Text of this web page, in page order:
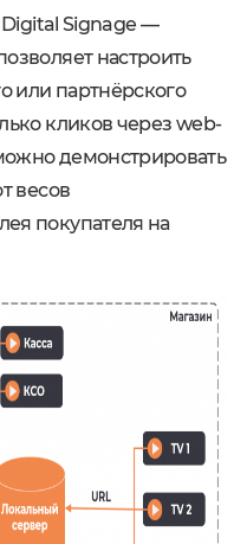
Digital Signage ―
настроить
или партнёрского
кликов через web-
демонстрировать
весов
покупателя на